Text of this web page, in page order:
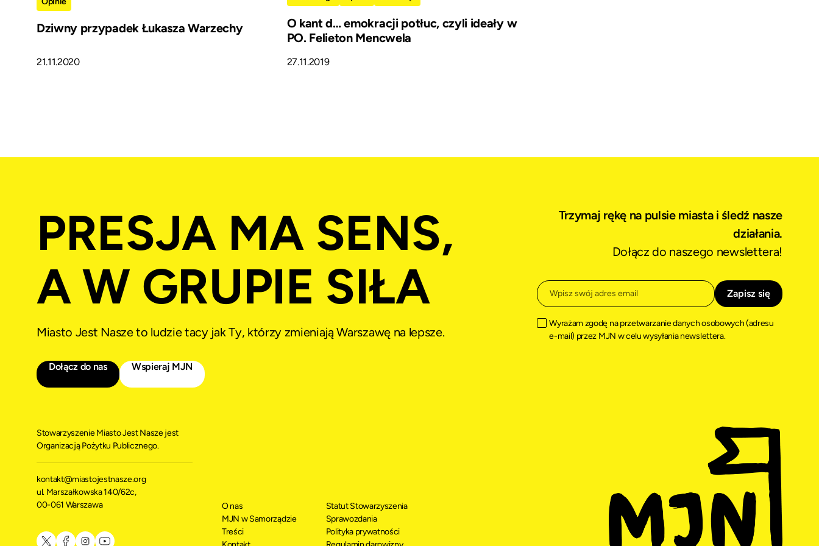
Dziwny przypadek Łukasza Warzechy
21.11.2020
O kant d… emokracji potłuc, czyli ideały w
PO. Felieton Mencwela
27.11.2019
PRESJA MA SENS,
A W GRUPIE SIŁA
Miasto Jest Nasze to ludzie tacy jak Ty, którzy zmieniają Warszawę na lepsze.
Dołącz do nas Wspieraj MJN
Trzymaj rękę na pulsie miasta i śledź nasze
działania.
Dołącz do naszego newslettera!
Wyrażam zgodę na przetwarzanie danych osobowych (adresu
e-mail) przez MJN w celu wysyłania newslettera.
Stowarzyszenie Miasto Jest Nasze jest
Organizacją Pożytku Publicznego.
kontakt@miastojestnasze.org
ul. Marszałkowska 140/62c,
00-061 Warszawa
O nas
MJN w Samorządzie
Treści
Statut Stowarzyszenia
Sprawozdania
Polityka prywatności